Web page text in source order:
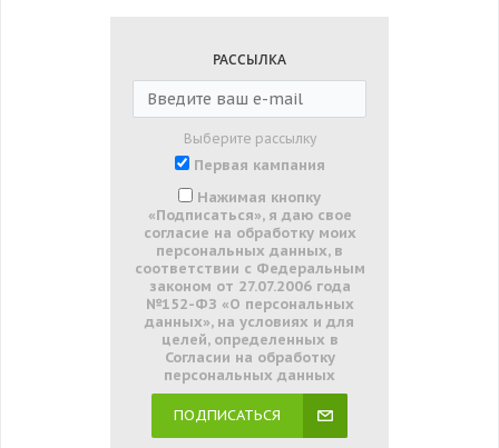
РАССЫЛКА
Выберите рассылку
Первая кампания
Нажимая кнопку
«Подписаться», я даю свое
согласие на обработку моих
персональных данных, в
соответствии с Федеральным
законом от 27.07.2006 года
№152-ФЗ «О персональных
данных», на условиях и для
целей, определенных в
Согласии на обработку
персональных данных
ПОДПИСАТЬСЯ